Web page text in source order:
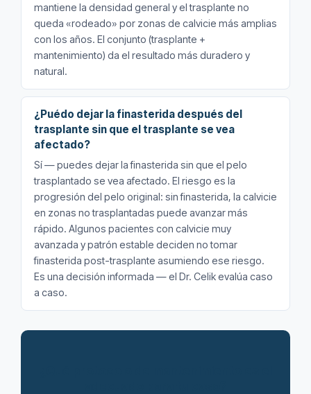
mantiene la densidad general y el trasplante no
queda «rodeado» por zonas de calvicie más amplias
con los años. El conjunto (trasplante +
mantenimiento) da el resultado más duradero y
natural.
¿Puédo dejar la finasterida después del
trasplante sin que el trasplante se vea
afectado?
Sí — puedes dejar la finasterida sin que el pelo
trasplantado se vea afectado. El riesgo es la
progresión del pelo original: sin finasterida, la calvicie
en zonas no trasplantadas puede avanzar más
rápido. Algunos pacientes con calvicie muy
avanzada y patrón estable deciden no tomar
finasterida post-trasplante asumiendo ese riesgo.
Es una decisión informada — el Dr. Celik evalúa caso
a caso.